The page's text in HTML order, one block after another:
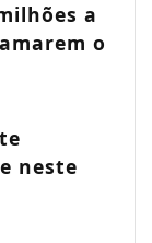
a
o
neste